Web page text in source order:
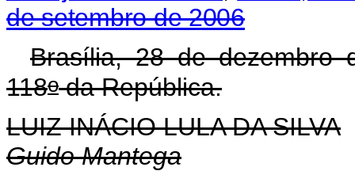
de setembro de 2006
Brasília, 28 de dezembro
118oda República.
LUIZ INÁCIO LULA DA SILVA
Guido Mantega